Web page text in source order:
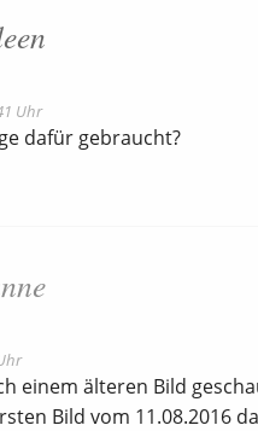
Uhr
dafür gebraucht?
einem älteren Bild
Bild vom 11.08.2016